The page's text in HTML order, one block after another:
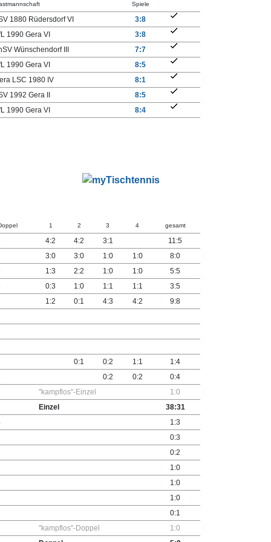
Spiele
1880 Rüdersdorf VI
3:8
1990 Gera VI
3:8
Wünschendorf III
7:7
1990 Gera VI
8:5
LSC 1980 IV
8:1
1992 Gera II
8:5
1990 Gera VI 8:4
1 2 3 4 gesamt
4:2 4:2 3:1
11:5
3:0 3:0 1:0 1:0
8:0
1:3 2:2 1:0 1:0
5:5
0:3 1:0 1:1 1:1
3:5
1:2 0:1 4:3 4:2
9:8
0:1 0:2 1:1
1:4
0:2 0:2
0:4
"kampflos"-Einzel
1:0
Einzel
38:31
1:3
0:3
0:2
1:0
1:0
1:0
0:1
"kampflos"-Doppel
1:0